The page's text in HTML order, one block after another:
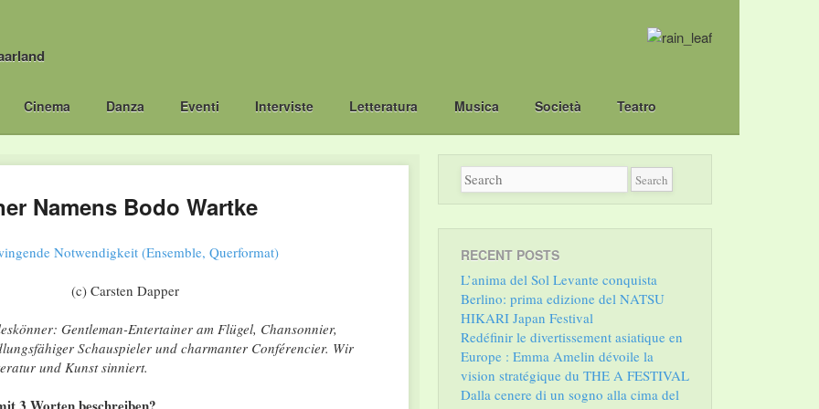
Cinema Danza Eventi Interviste Letteratura Musica Società Teatro
Namens Bodo Wartke
(c) Carsten Dapper
Gentleman-Entertainer am Flügel, Chansonnier,
Schauspieler und charmanter Conférencier. Wir
und Kunst sinniert.
RECENT POSTS
L’anima del Sol Levante conquista
Berlino: prima edizione del NATSU
HIKARI Japan Festival
Redéfinir le divertissement asiatique en
Europe : Emma Amelin dévoile la
vision stratégique du THE A FESTIVAL
Dalla cenere di un sogno alla cima del